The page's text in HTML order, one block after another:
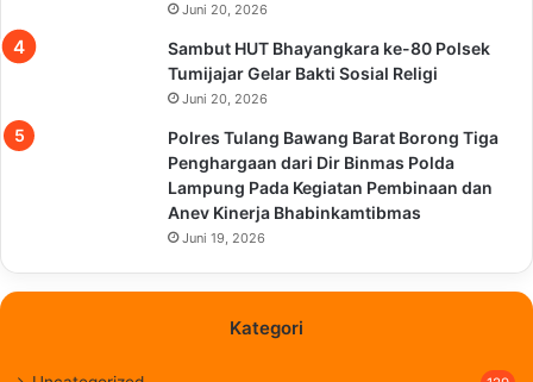
Juni 20, 2026
Sambut HUT Bhayangkara ke-80 Polsek
Tumijajar Gelar Bakti Sosial Religi
Juni 20, 2026
Polres Tulang Bawang Barat Borong Tiga
Penghargaan dari Dir Binmas Polda
Lampung Pada Kegiatan Pembinaan dan
Anev Kinerja Bhabinkamtibmas
Juni 19, 2026
Kategori